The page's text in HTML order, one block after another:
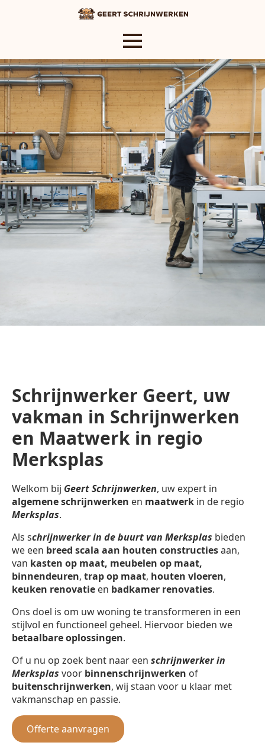
Schrijnwerker Geert, uw
vakman in Schrijnwerken
en Maatwerk in regio
Merksplas
Welkom bij Geert Schrijnwerken, uw expert in
algemene schrijnwerken en maatwerk in de regio
Merksplas.
Als schrijnwerker in de buurt van Merksplas bieden
we een breed scala aan houten constructiesaan,
van kasten op maat, meubelen op maat,
binnendeuren, trap op maat, houten vloeren,
keuken renovatie en badkamer renovaties.
Ons doel is om uw woning te transformeren in een
stijlvol en functioneel geheel. Hiervoor bieden we
betaalbare oplossingen.
Of u nu op zoek bent naar een schrijnwerker in
Merksplas voor binnenschrijnwerken of
buitenschrijnwerken, wij staan voor u klaar met
vakmanschap en passie.
Offerte aanvragen